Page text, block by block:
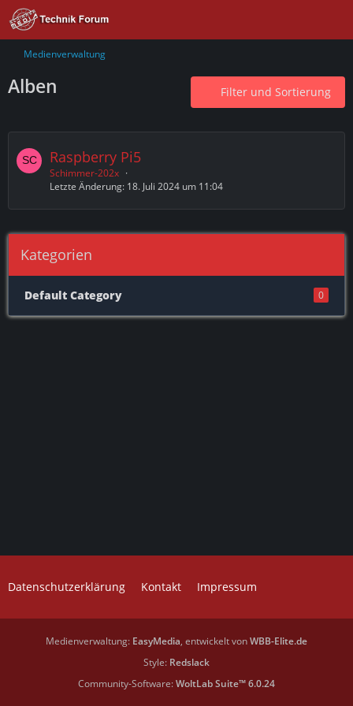
Medienverwaltung
Alben Filter und Sortierung
Raspberry Pi5
Schimmer-202x
Letzte Änderung: 18. Juli 2024 um 11:04
Kategorien
Default Category 0
Datenschutzerklärung Kontakt Impressum
Medienverwaltung: EasyMedia, entwickelt vonWBB-Elite.de
Style: Redslack
Community-Software:WoltLab Suite™ 6.0.24